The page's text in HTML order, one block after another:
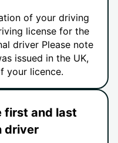
of your driving
license for the
driver Please note
issued in the UK,
your licence.
first and last
driver